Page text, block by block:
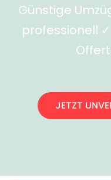
Günstige
professionell
JETZT